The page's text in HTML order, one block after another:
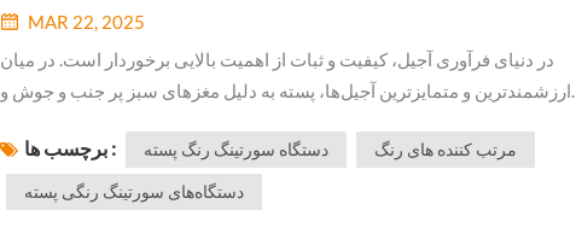
MAR 22, 2025
در دنیای فرآوری آجیل، کیفیت و ثبات از اهمیت بالایی برخوردار است. در میان
ارزشمندترین و متمایزترین آجیل‌ها، پسته به دلیل مغزهای سبز پر جنب و جوش و
برچسب ها : دستگاه سورتینگ رنگ پسته مرتب کننده های رنگ
دستگاه‌های سورتینگ رنگی پسته